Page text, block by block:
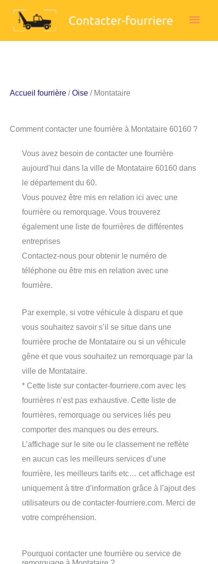
Accueil fourrière /Oise / Montataire
Comment contacter une fourrière à Montataire 60160 ?
Vous avez besoin de contacter une fourrière
aujourd’hui dans la ville de Montataire 60160 dans
le département du 60.
Vous pouvez être mis en relation ici avec une
fourrière ou remorquage. Vous trouverez
également une liste de fourrières de différentes
entreprises
Contactez-nous pour obtenir le numéro de
téléphone ou être mis en relation avec une
fourrière.
Par exemple, si votre véhicule à disparu et que
vous souhaitez savoir s’il se situe dans une
fourrière proche de Montataire ou si un véhicule
gêne et que vous souhaitez un remorquage par la
ville de Montataire.
* Cette liste sur contacter-fourriere.com avec les
fourrières n’est pas exhaustive. Cette liste de
fourrières, remorquage ou services liés peu
comporter des manques ou des erreurs.
L’affichage sur le site ou le classement ne reflète
en aucun cas les meilleurs services d’une
fourrière, les meilleurs tarifs etc… cet affichage est
uniquement à titre d’information grâce à l’ajout des
utilisateurs ou de contacter-fourriere.com. Merci de
votre compréhension.
Pourquoi contacter une fourrière ou service de